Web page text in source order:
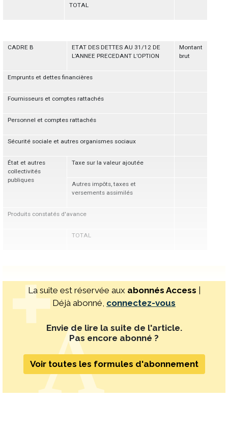
TOTAL
CADRE B
ETAT DES DETTES AU 31/12 DE
L’ANNEE PRECEDANT L’OPTION
Montant
brut
Emprunts et dettes financières
Fournisseurs et comptes rattachés
Personnel et comptes rattachés
Sécurité sociale et autres organismes sociaux
État et autres
collectivités
publiques
Taxe sur la valeur ajoutée
Autres impôts, taxes et
versements assimilés
Produits constatés d'avance
TOTAL
La suite est réservée aux abonnés Access
Déjà abonné, connectez-vous
Envie de lire la suite de l'article.
Pas encore abonné ?
Voir toutes les formules d'abonnement